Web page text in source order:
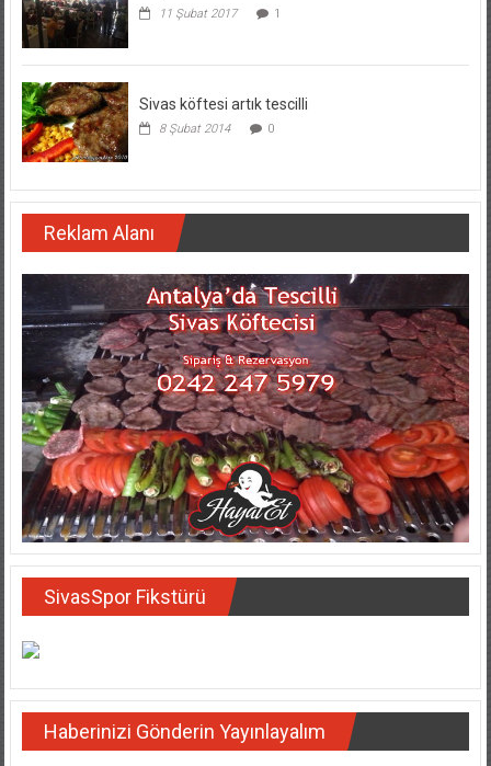
11 Şubat 2017 1
Sivas köftesi artık tescilli
8 Şubat 2014 0
Reklam Alanı
SivasSpor Fikstürü
Haberinizi Gönderin Yayınlayalım